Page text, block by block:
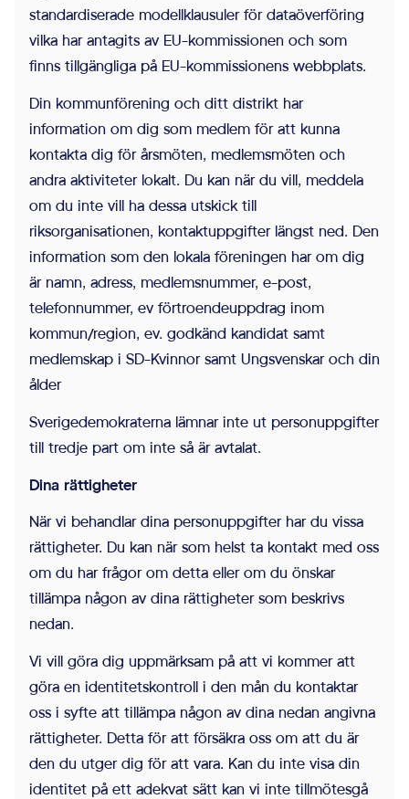
standardiserade modellklausuler för dataöverföring
vilka har antagits av EU-kommissionen och som
finns tillgängliga på EU-kommissionens webbplats.
Din kommunförening och ditt distrikt har
information om dig som medlem för att kunna
kontakta dig för årsmöten, medlemsmöten och
andra aktiviteter lokalt. Du kan när du vill, meddela
om du inte vill ha dessa utskick till
riksorganisationen, kontaktuppgifter längst ned. Den
information som den lokala föreningen har om dig
är namn, adress, medlemsnummer, e-post,
telefonnummer, ev förtroendeuppdrag inom
kommun/region, ev. godkänd kandidat samt
medlemskap i SD-Kvinnor samt Ungsvenskar och din
ålder
Sverigedemokraterna lämnar inte ut personuppgifter
till tredje part om inte så är avtalat.
Dina rättigheter
När vi behandlar dina personuppgifter har du vissa
rättigheter. Du kan när som helst ta kontakt med oss
om du har frågor om detta eller om du önskar
tillämpa någon av dina rättigheter som beskrivs
nedan.
Vi vill göra dig uppmärksam på att vi kommer att
göra en identitetskontroll i den mån du kontaktar
oss i syfte att tillämpa någon av dina nedan angivna
rättigheter. Detta för att försäkra oss om att du är
den du utger dig för att vara. Kan du inte visa din
identitet på ett adekvat sätt kan vi inte tillmötesgå